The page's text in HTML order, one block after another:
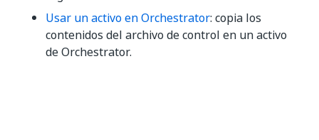
Usar un activo en Orchestrator: copia los
contenidos del archivo de control en un activo
de Orchestrator.